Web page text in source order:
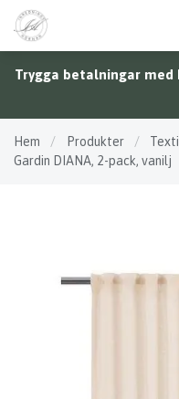
Trygga betalningar med
Hem / Produkter /
Gardin DIANA, 2-pack, vanilj